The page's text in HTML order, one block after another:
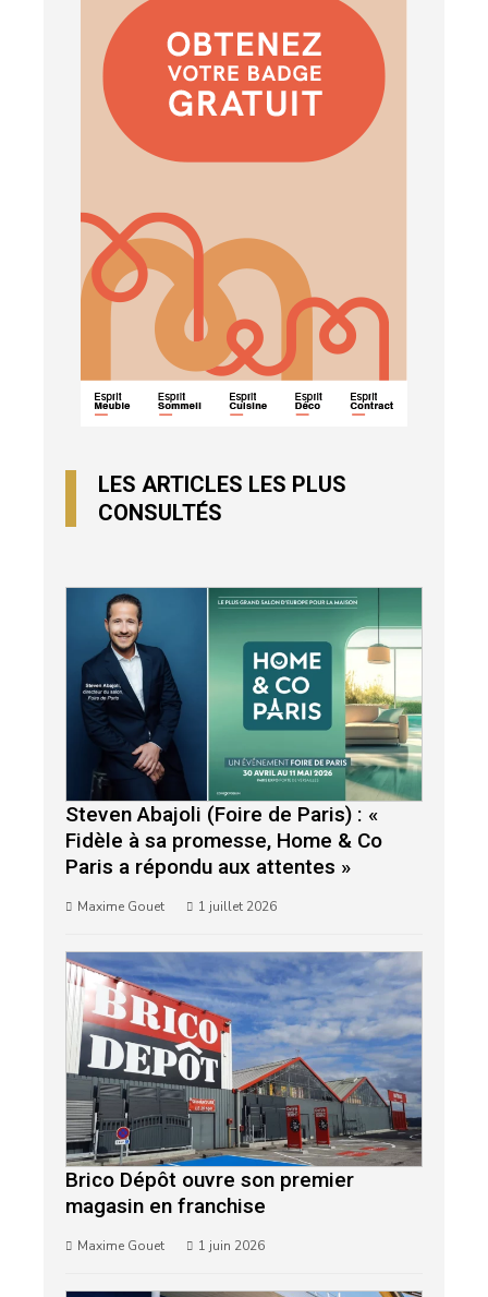
LES ARTICLES LES PLUS
CONSULTÉS
Steven Abajoli (Foire de Paris) : «
Fidèle à sa promesse, Home & Co
Paris a répondu aux attentes »
Maxime Gouet 1 juillet 2026
Brico Dépôt ouvre son premier
magasin en franchise
Maxime Gouet 1 juin 2026